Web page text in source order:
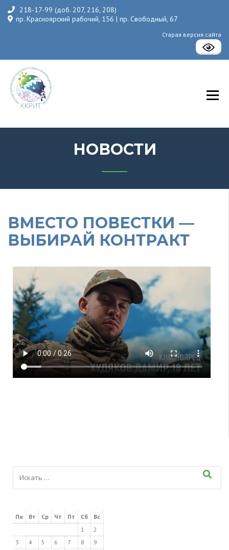
218-17-99 (доб. 207, 216, 208)
пр. Красноярский рабочий, 156 | пр. Свободный, 67
Старая версия сайта
НОВОСТИ
ВМЕСТО ПОВЕСТКИ —
ВЫБИРАЙ КОНТРАКТ
Пн Вт Ср Чт Пт Сб
Вс
1
2
3
4 5 6 7 8
9